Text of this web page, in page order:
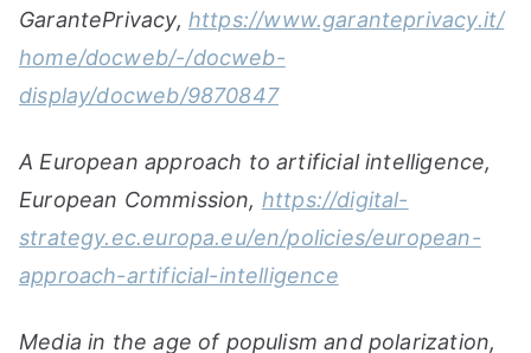
GarantePrivacy, https://www.garanteprivacy.it/
home/docweb/-/docweb-
display/docweb/9870847
A European approach to artificial intelligence,
European Commission, https://digital-
strategy.ec.europa.eu/en/policies/european-
approach-artificial-intelligence
Media in the age of populism and polarization,